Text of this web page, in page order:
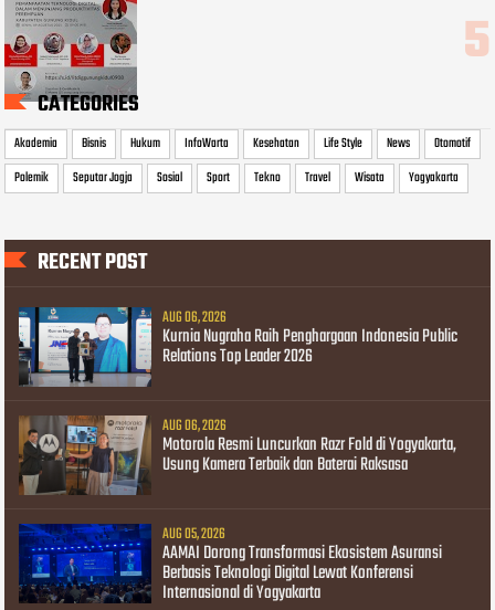
CATEGORIES
Akademia Bisnis Hukum InfoWarta Kesehatan Life Style News
Otomotif
Polemik
Seputar Jogja Sosial Sport Tekno Travel Wisata Yogyakarta
RECENT POST
AUG 06, 2026
Kurnia Nugraha Raih Penghargaan Indonesia Public
Relations Top Leader 2026
AUG 06, 2026
Motorola Resmi Luncurkan Razr Fold di Yogyakarta,
Usung Kamera Terbaik dan Baterai Raksasa
AUG 05, 2026
AAMAI Dorong Transformasi Ekosistem Asuransi
Berbasis Teknologi Digital Lewat Konferensi
Internasional di Yogyakarta